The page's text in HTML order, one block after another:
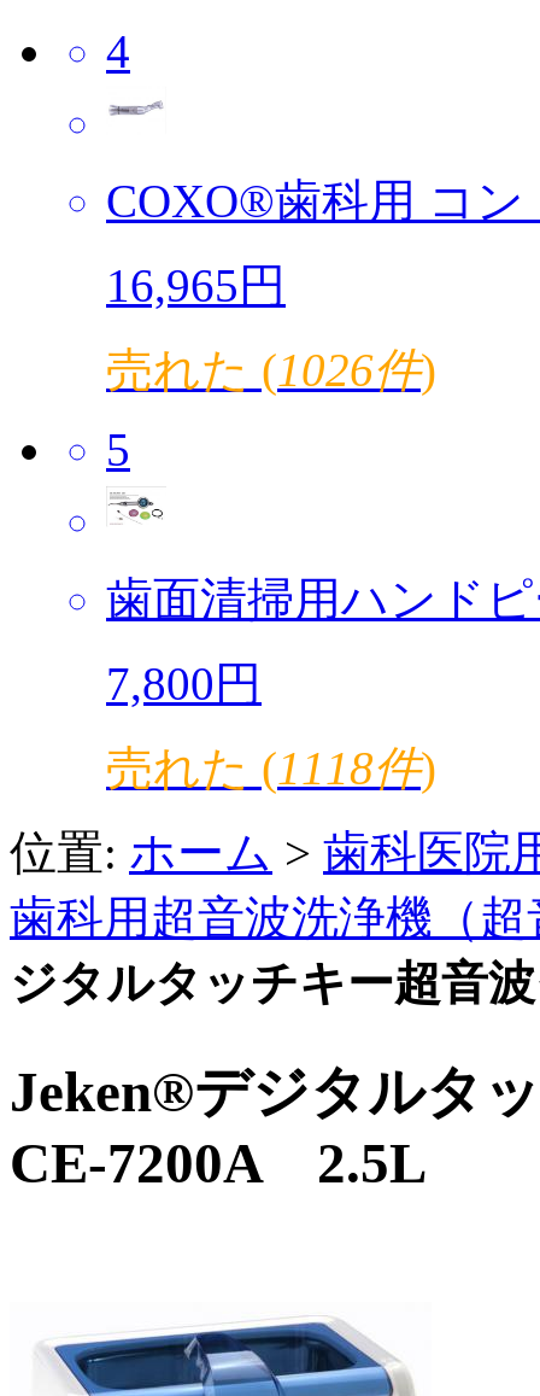
4
COXO®歯科用 コン
16,965円
売れた (1026件)
5
歯面清掃用ハンド
7,800円
売れた (1118件)
位置: ホーム > 歯科医院
歯科用超音波洗浄機（
ジタルタッチキー超音
Jeken®デジタルタ
CE-7200A 2.5L